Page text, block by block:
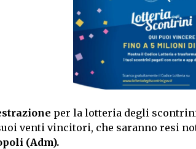
per la lotteria degli
venti vincitori, che saranno resi
(Adm).